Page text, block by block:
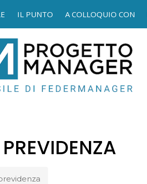
IL PUNTO A COLLOQUIO CON
PREVIDENZA